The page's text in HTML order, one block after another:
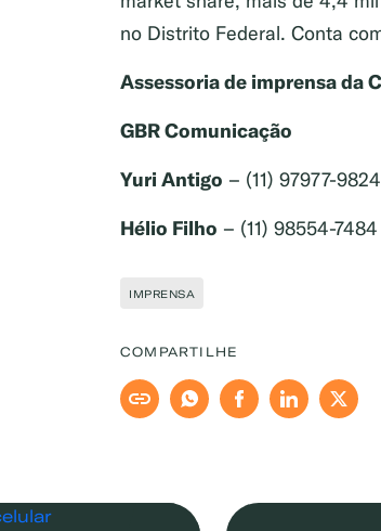
Liquigás, Copagaz, Gás para
no Distrito Federal. Conta
Assessoria de imprensa da
GBR Comunicação
Yuri Antigo – (11) 97977-
Hélio Filho – (11) 98554-
IMPRENSA
COMPARTILHE